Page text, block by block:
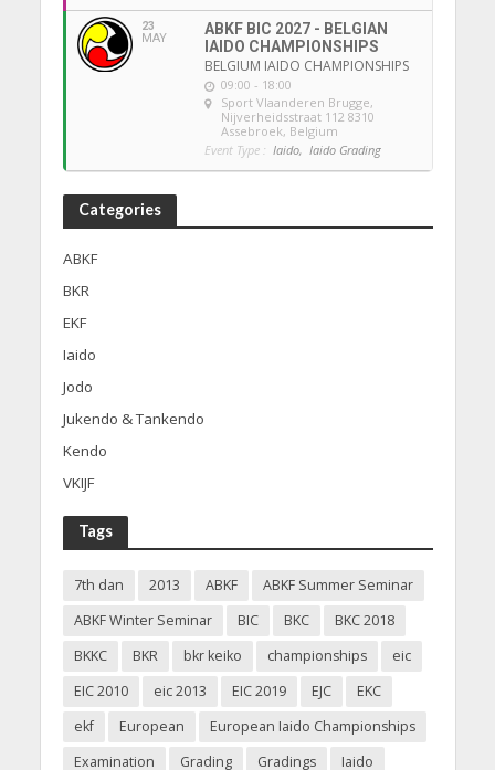
23
MAY
ABKF BIC 2027 - BELGIAN
IAIDO CHAMPIONSHIPS
BELGIUM IAIDO CHAMPIONSHIPS
09:00 - 18:00
Sport Vlaanderen Brugge,
Nijverheidsstraat 112 8310
Assebroek, Belgium
Event Type : Iaido, Iaido Grading
Categories
ABKF
BKR
EKF
Iaido
Jodo
Jukendo & Tankendo
Kendo
VKIJF
Tags
7th dan 2013 ABKF
ABKF Summer Seminar
ABKF Winter Seminar
BIC BKC
BKC 2018
BKKC
BKR bkr keiko championships
eic
EIC 2010
eic 2013 EIC 2019 EJC
EKC
ekf
European
European Iaido Championships
Examination
Grading Gradings
Iaido